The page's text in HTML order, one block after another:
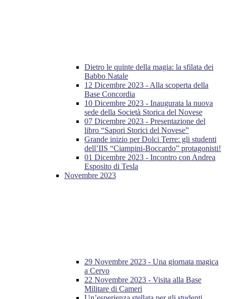
Dietro le quinte della magia: la sfilata dei
Babbo Natale
12 Dicembre 2023 - Alla scoperta della
Base Concordia
10 Dicembre 2023 - Inaugurata la nuova
sede della Società Storica del Novese
07 Dicembre 2023 - Presentazione del
libro “Sapori Storici del Novese”
Grande inizio per Dolci Terre: gli studenti
dell’IIS “Ciampini-Boccardo” protagonisti!
01 Dicembre 2023 - Incontro con Andrea
Esposito di Tesla
Novembre 2023
29 Novembre 2023 - Una giornata magica
a Cervo
22 Novembre 2023 - Visita alla Base
Militare di Cameri